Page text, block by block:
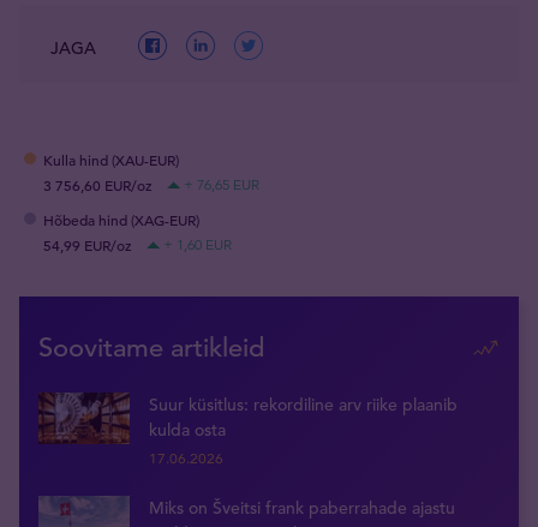
JAGA
Kulla hind (XAU-EUR)
3 756,60 EUR/oz
+ 76,65 EUR
Hõbeda hind (XAG-EUR)
54,99 EUR/oz
+ 1,60 EUR
Soovitame artikleid
Suur küsitlus: rekordiline arv riike plaanib
kulda osta
17.06.2026
Miks on Šveitsi frank paberrahade ajastu